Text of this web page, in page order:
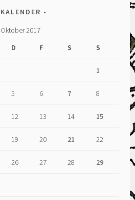
KALENDER
Oktober 2017
D F S S
1
5 6 7 8
12 13 14 15
19 20 21 22
26 27 28 29